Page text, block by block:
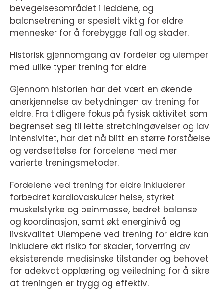
bevegelsesområdet i leddene, og
balansetrening er spesielt viktig for eldre
mennesker for å forebygge fall og skader.
Historisk gjennomgang av fordeler og ulemper
med ulike typer trening for eldre
Gjennom historien har det vært en økende
anerkjennelse av betydningen av trening for
eldre. Fra tidligere fokus på fysisk aktivitet som
begrenset seg til lette stretchingøvelser og lav
intensivitet, har det nå blitt en større forståelse
og verdsettelse for fordelene med mer
varierte treningsmetoder.
Fordelene ved trening for eldre inkluderer
forbedret kardiovaskulær helse, styrket
muskelstyrke og beinmasse, bedret balanse
og koordinasjon, samt økt energinivå og
livskvalitet. Ulempene ved trening for eldre kan
inkludere økt risiko for skader, forverring av
eksisterende medisinske tilstander og behovet
for adekvat opplæring og veiledning for å sikre
at treningen er trygg og effektiv.